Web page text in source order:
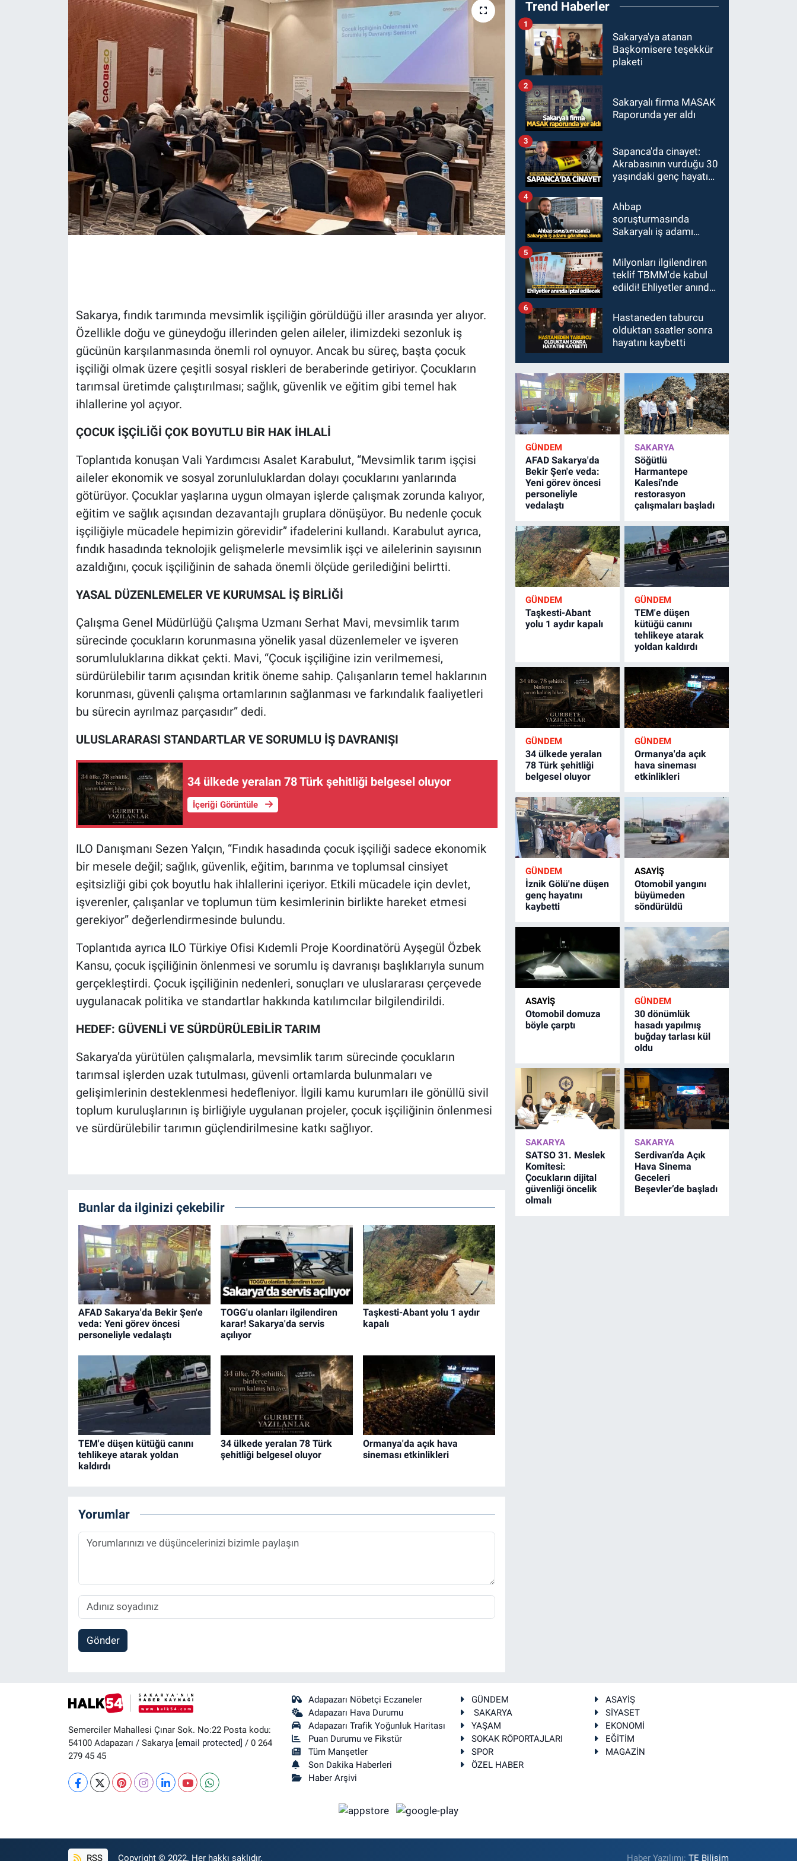
Sakarya, fındık tarımında mevsimlik işçiliğin görüldüğü iller arasında yer alıyor.
Özellikle doğu ve güneydoğu illerinden gelen aileler, ilimizdeki sezonluk iş
gücünün karşılanmasında önemli rol oynuyor. Ancak bu süreç, başta çocuk
işçiliği olmak üzere çeşitli sosyal riskleri de beraberinde getiriyor. Çocukların
tarımsal üretimde çalıştırılması; sağlık, güvenlik ve eğitim gibi temel hak
ihlallerine yol açıyor.
ÇOCUK İŞÇİLİĞİ ÇOK BOYUTLU BİR HAK İHLALİ
Toplantıda konuşan Vali Yardımcısı Asalet Karabulut, “Mevsimlik tarım işçisi
aileler ekonomik ve sosyal zorunluluklardan dolayı çocuklarını yanlarında
götürüyor. Çocuklar yaşlarına uygun olmayan işlerde çalışmak zorunda kalıyor,
eğitim ve sağlık açısından dezavantajlı gruplara dönüşüyor. Bu nedenle çocuk
işçiliğiyle mücadele hepimizin görevidir” ifadelerini kullandı. Karabulut ayrıca,
fındık hasadında teknolojik gelişmelerle mevsimlik işçi ve ailelerinin sayısının
azaldığını, çocuk işçiliğinin de sahada önemli ölçüde gerilediğini belirtti.
YASAL DÜZENLEMELER VE KURUMSAL İŞ BİRLİĞİ
Çalışma Genel Müdürlüğü Çalışma Uzmanı Serhat Mavi, mevsimlik tarım
sürecinde çocukların korunmasına yönelik yasal düzenlemeler ve işveren
sorumluluklarına dikkat çekti. Mavi, “Çocuk işçiliğine izin verilmemesi,
sürdürülebilir tarım açısından kritik öneme sahip. Çalışanların temel haklarının
korunması, güvenli çalışma ortamlarının sağlanması ve farkındalık faaliyetleri
bu sürecin ayrılmaz parçasıdır” dedi.
ULUSLARARASI STANDARTLAR VE SORUMLU İŞ DAVRANIŞI
34 ülkede yeralan 78 Türk şehitliği belgesel oluyor
İçeriği Görüntüle
ILO Danışmanı Sezen Yalçın, “Fındık hasadında çocuk işçiliği sadece ekonomik
bir mesele değil; sağlık, güvenlik, eğitim, barınma ve toplumsal cinsiyet
eşitsizliği gibi çok boyutlu hak ihlallerini içeriyor. Etkili mücadele için devlet,
işverenler, çalışanlar ve toplumun tüm kesimlerinin birlikte hareket etmesi
gerekiyor” değerlendirmesinde bulundu.
Toplantıda ayrıca ILO Türkiye Ofisi Kıdemli Proje Koordinatörü Ayşegül Özbek
Kansu, çocuk işçiliğinin önlenmesi ve sorumlu iş davranışı başlıklarıyla sunum
gerçekleştirdi. Çocuk işçiliğinin nedenleri, sonuçları ve uluslararası çerçevede
uygulanacak politika ve standartlar hakkında katılımcılar bilgilendirildi.
HEDEF: GÜVENLİ VE SÜRDÜRÜLEBİLİR TARIM
Sakarya’da yürütülen çalışmalarla, mevsimlik tarım sürecinde çocukların
tarımsal işlerden uzak tutulması, güvenli ortamlarda bulunmaları ve
gelişimlerinin desteklenmesi hedefleniyor. İlgili kamu kurumları ile gönüllü sivil
toplum kuruluşlarının iş birliğiyle uygulanan projeler, çocuk işçiliğinin önlenmesi
ve sürdürülebilir tarımın güçlendirilmesine katkı sağlıyor.
Bunlar da ilginizi çekebilir
AFAD Sakarya'da Bekir Şen'e
veda: Yeni görev öncesi
personeliyle vedalaştı
TOGG'u olanları ilgilendiren
karar! Sakarya'da servis
açılıyor
Taşkesti-Abant yolu 1 aydır
kapalı
TEM'e düşen kütüğü canını
tehlikeye atarak yoldan
kaldırdı
34 ülkede yeralan 78 Türk
şehitliği belgesel oluyor
Ormanya'da açık hava
sineması etkinlikleri
Yorumlar
Gönder
Trend Haberler
Sakarya'ya atanan
Başkomisere teşekkür
plaketi
1
Sakaryalı firma MASAK
Raporunda yer aldı
2
Sapanca'da cinayet:
Akrabasının vurduğu 30
yaşındaki genç hayatını
3
Ahbap
soruşturmasında
Sakaryalı iş adamı
4
Milyonları ilgilendiren
teklif TBMM'de kabul
edildi! Ehliyetler anında
5
Hastaneden taburcu
olduktan saatler sonra
hayatını kaybetti
6
GÜNDEM
AFAD Sakarya'da
Bekir Şen'e veda:
Yeni görev öncesi
personeliyle
vedalaştı
SAKARYA
Söğütlü
Harmantepe
Kalesi'nde
restorasyon
çalışmaları başladı
GÜNDEM
Taşkesti-Abant
yolu 1 aydır kapalı
GÜNDEM
TEM'e düşen
kütüğü canını
tehlikeye atarak
yoldan kaldırdı
GÜNDEM
34 ülkede yeralan
78 Türk şehitliği
belgesel oluyor
GÜNDEM
Ormanya'da açık
hava sineması
etkinlikleri
GÜNDEM
İznik Gölü'ne düşen
genç hayatını
kaybetti
ASAYİŞ
Otomobil yangını
büyümeden
söndürüldü
ASAYİŞ
Otomobil domuza
böyle çarptı
GÜNDEM
30 dönümlük
hasadı yapılmış
buğday tarlası kül
oldu
SAKARYA
SATSO 31. Meslek
Komitesi:
Çocukların dijital
güvenliği öncelik
olmalı
SAKARYA
Serdivan’da Açık
Hava Sinema
Geceleri
Beşevler’de başladı
Semerciler Mahallesi Çınar Sok. No:22 Posta kodu:
54100 Adapazarı / Sakarya [email protected] / 0 264
279 45 45
Adapazarı Nöbetçi Eczaneler
Adapazarı Hava Durumu
Adapazarı Trafik Yoğunluk Haritası
Puan Durumu ve Fikstür
Tüm Manşetler
Son Dakika Haberleri
Haber Arşivi
GÜNDEM
ASAYİŞ
SAKARYA
SİYASET
YAŞAM
EKONOMİ
SOKAK RÖPORTAJLARI
EĞİTİM
SPOR
MAGAZİN
ÖZEL HABER
RSS Copyright © 2022. Her hakkı saklıdır. Haber Yazılımı:TE Bilişim
MAGAZİN
ÖZEL HABER
HALK54 PANORAMA